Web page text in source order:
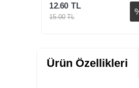
12.60 TL
15.00 TL
Ürün Özellikleri